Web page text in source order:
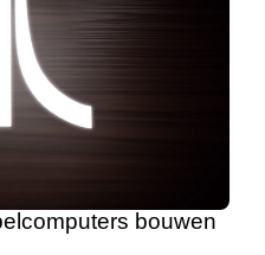
bouwen